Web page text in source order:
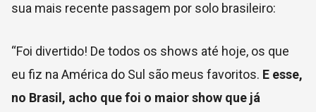
sua mais recente passagem por solo brasileiro:
“Foi divertido! De todos os shows até hoje, os que
eu fiz na América do Sul são meus favoritos. E esse,
no Brasil, acho que foi o maior show que já